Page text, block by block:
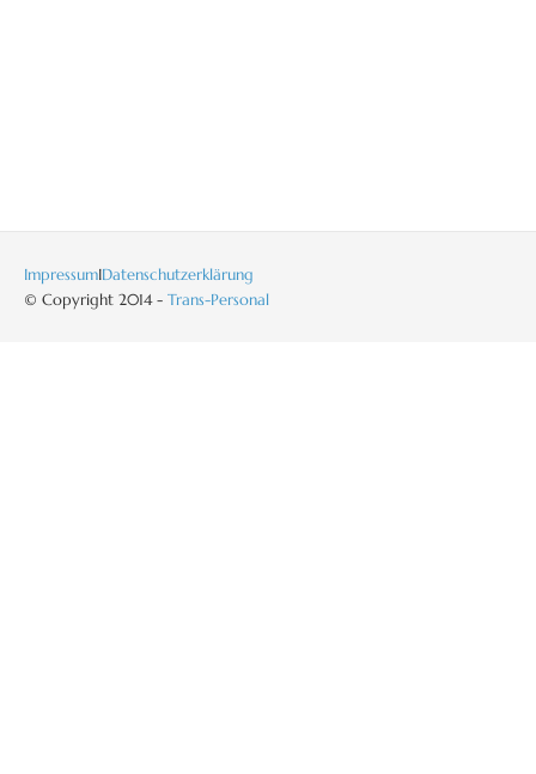
ImpressumIDatenschutzerklärung
© Copyright 2014 - Trans-Personal